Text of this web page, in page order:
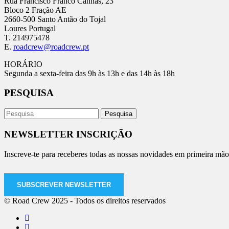
Bloco 2 Fração AE
2660-500 Santo Antão do Tojal
Loures Portugal
T. 214975478
E. roadcrew@roadcrew.pt
HORÁRIO
Segunda a sexta-feira das 9h às 13h e das 14h às 18h
PESQUISA
NEWSLETTER INSCRIÇÃO
Inscreve-te para receberes todas as nossas novidades em primeira
SUBSCREVER NEWSLETTER
© Road Crew 2025 - Todos os direitos reservados